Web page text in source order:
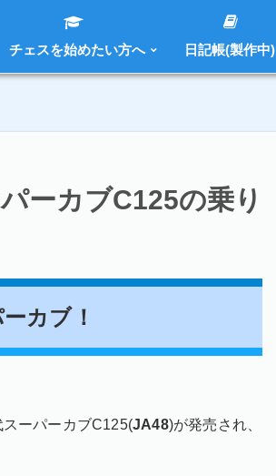
チェスを始めたい方へ 日記帳(製作中)
ーカブC125の乗り
カブ！
ーパーカブC125(JA48)が発売され、